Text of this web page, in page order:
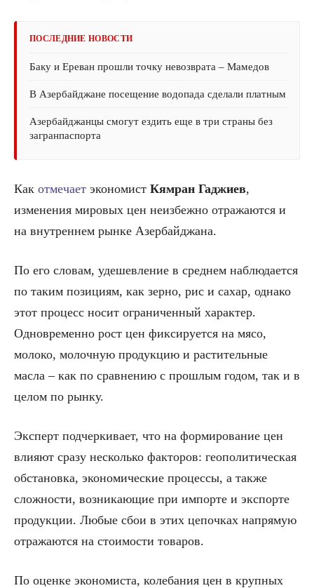
ПОСЛЕДНИЕ НОВОСТИ
Баку и Ереван прошли точку невозврата – Мамедов
В Азербайджане посещение водопада сделали платным
Азербайджанцы смогут ездить еще в три страны без
загранпаспорта
Как отмечает экономист Кямран Гаджиев,
изменения мировых цен неизбежно отражаются и
на внутреннем рынке Азербайджана.
По его словам, удешевление в среднем наблюдается
по таким позициям, как зерно, рис и сахар, однако
этот процесс носит ограниченный характер.
Одновременно рост цен фиксируется на мясо,
молоко, молочную продукцию и растительные
масла – как по сравнению с прошлым годом, так и в
целом по рынку.
Эксперт подчеркивает, что на формирование цен
влияют сразу несколько факторов: геополитическая
обстановка, экономические процессы, а также
сложности, возникающие при импорте и экспорте
продукции. Любые сбои в этих цепочках напрямую
отражаются на стоимости товаров.
По оценке экономиста, колебания цен в крупных